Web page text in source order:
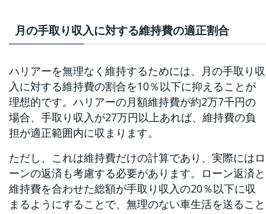
月の手取り収入に対する維持費の適正割合
ハリアーを無理なく維持するためには、月の手取り収
入に対する維持費の割合を10％以下に抑えることが
理想的です。ハリアーの月額維持費が約2万7千円の
場合、手取り収入が27万円以上あれば、維持費の負
担が適正範囲内に収まります。
ただし、これは維持費だけの計算であり、実際にはロ
ーンの返済も考慮する必要があります。ローン返済と
維持費を合わせた総額が手取り収入の20％以下に収
まるようにすることで、無理のない車生活を送ること